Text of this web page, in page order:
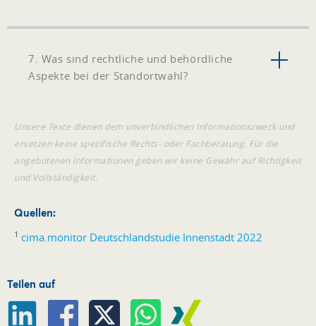
7. Was sind rechtliche und behördliche
Aspekte bei der Standortwahl?
Unsere Texte dienen dem unverbindlichen Informationszweck und
ersetzen keine spezifische Rechts- oder Fachberatung. Für die
angebotenen Informationen geben wir keine Gewähr auf Richtigkeit
und Vollständigkeit.
Quellen:
1 cima.monitor Deutschlandstudie Innenstadt 2022
Teilen auf